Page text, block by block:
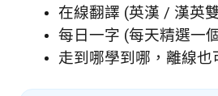
在線翻譯 (英漢 / 漢英
每日一字 (每天精選一
走到哪學到哪，離線也